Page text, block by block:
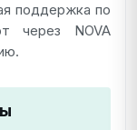
поддержка по
через NOVA